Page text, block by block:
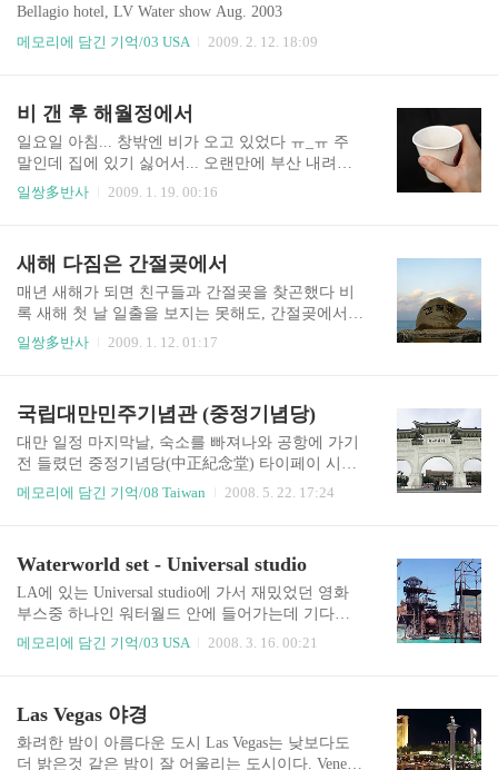
피곤해서 골아떨어져버렸다 당연히... 호미곶 일출
기고 돌아왔다 그리고 부산에 내려오면서 월전에
상생의 손 상생의 손이 바라보는 곳에는 넓은 광장
이 있는데 그곳에 딱 눈에 띄는 한반도 호랑이 또
하나의 손은 이렇게 광..
Bellagio hotel, LV Water show Aug. 2003
메모리에 담긴 기억/03 USA
2009. 2. 12. 18:09
비 갠 후 해월정에서
일요일 아침... 창밖엔 비가 오고 있었다 ㅠ_ㅠ 주
말인데 집에 있기 싫어서... 오랜만에 부산 내려온
규니랑 바람 쐬러 무작정 나섰다 스펀지에 들러서
한잔 마시고, 사진도 찍고~ 해월정에서 마시는 커
피 한잔의 여유~ 비가 막 그쳐서 사람이 적었다!!!
해월정에 올라서 달맞이 길에 대한 설명 해운대에
서...
일쌍多반사 2009. 1. 19. 00:16
새해 다짐은 간절곶에서
매년 새해가 되면 친구들과 간절곶을 찾곤했다 비
록 새해 첫 날 일출을 보지는 못해도, 간절곶에서
새해 다짐을 한, 한 해동안은 왠지모를 기대감과 희
산고속도로도 개통했는지, 그 주변 도로가 새로 포
장되어 있었다 일요일이지만 차도 별로 안막히고
기분좋게 간절곶 도착! 오랜만에 찾았는지 모르겠
지만, 많이 바뀌었다는 생각이 들었다 나무 난간이
나 계단으로 주변이 꾸며져있었고, 각종 편의 시설
다" 감사합니다 (__) 주차장에 내려 시원한 바다도
바라보고 간절곶 이곳저곳을 ..
일쌍多반사 2009. 1. 12. 01:17
국립대만민주기념관 (중정기념당)
대만 일정 마지막날, 숙소를 빠져나와 공항에 가기
전 들렸던 중정기념당(中正紀念堂) 타이페이 시내
에서 지하철로 쉽게 갈 수 있는 곳이다. 이곳은 우
석 장개석의 업적을 기념하기 위해 세워진 건물로
대중지정문에서 시작하여 길고 넓은 광장(?)이 이
어져있고, 중앙에는 국립대만민주기념관(중정기념
당)이 위치하고 있다. 대중지정문(大中至正門) 멤
버들과 함께 대중지정문에서 한방~ 광장의 양옆에
데 문이 열린다는데, 그 안에는 앉아있는 장개석 동
상이 있다고 한다. 계단으로도 오르내릴 ..
메모리에 담긴 기억/08 Taiwan 2008. 5. 22. 17:24
Waterworld set - Universal studio
LA에 있는 Universal studio에 가서 재밌었던 영화
부스중 하나인 워터월드 안에 들어가는데 기다린
시간이 좀 길긴했지만 영화와 비슷하게 꾸민 세트
메모리에 담긴 기억/03 USA 2008. 3. 16. 00:21
Las Vegas 야경
화려한 밤이 아름다운 도시 Las Vegas는 낮보다도
더 밝은것 같은 밤이 잘 어울리는 도시이다. Venetti